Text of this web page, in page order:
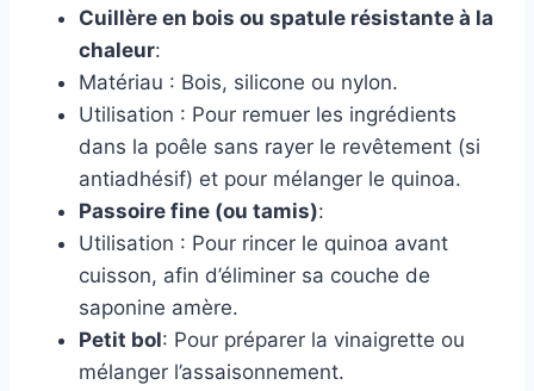
Cuillère en bois ou spatule résistante à la
chaleur:
Matériau : Bois, silicone ou nylon.
Utilisation : Pour remuer les ingrédients
dans la poêle sans rayer le revêtement (si
antiadhésif) et pour mélanger le quinoa.
Passoire fine (ou tamis):
Utilisation : Pour rincer le quinoa avant
cuisson, afin d’éliminer sa couche de
saponine amère.
Petit bol: Pour préparer la vinaigrette ou
mélanger l’assaisonnement.